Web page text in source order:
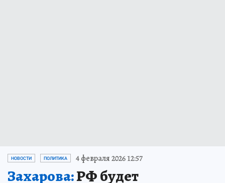
НОВОСТИ ПОЛИТИКА 4 февраля 2026 12:57
Захарова:РФ будет